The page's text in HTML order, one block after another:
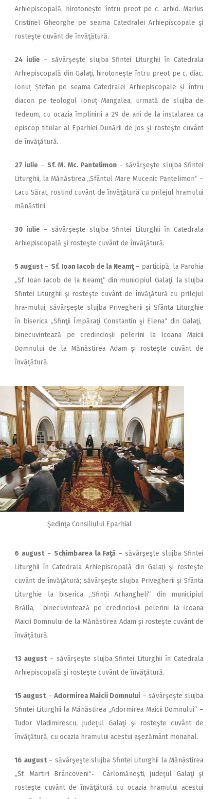
Arhiepiscopală, hirotonește întru preot pe c. arhid. Marius
Cristinel Gheorghe pe seama Catedralei Arhiepiscopale şi
rosteşte cuvânt de învăţătură.
24 iulie– săvârşeşte slujba Sfintei Liturghii în Catedrala
Arhiepiscopală din Galaţi, hirotonește întru preot pe c. diac.
Ionuț Ștefan pe seama Catedralei Arhiepiscopale și întru
diacon pe teologul Ionuț Mangalea, urmată de slujba de
Tedeum, cu ocazia împlinirii a 29 de ani de la instalarea ca
episcop titular al Eparhiei Dunării de Jos şi rosteşte cuvânt
de învăţătură.
27 iulie – Sf. M. Mc. Pantelimon– săvârşeşte slujba Sfintei
Liturghii, la Mănăstirea „Sfântul Mare Mucenic Pantelimon“ –
Lacu Sărat, rostind cuvânt de învăţătură cu prilejul hramului
mănăstirii.
30 iulie– săvârşeşte slujba Sfintei Liturghii în Catedrala
Arhiepiscopală şi rosteşte cuvânt de învăţătură.
5 august– Sf. Ioan Iacob de la Neamţ – participă, la Parohia
,,Sf. Ioan Iacob de la Neamţ“ din municipiul Galaţi, la slujba
Sfintei Liturghii şi rosteşte cuvânt de învăţătură cu prilejul
hra-mului; săvârşeşte slujba Privegherii și Sfânta Liturghie
în biserica „Sfinţii Împăraţi Constantin şi Elena“ din Galaţi,
binecuvintează pe credincioșii pelerini la Icoana Maicii
Domnului de la Mănăstirea Adam și rostește cuvânt de
învățătură.
Şedinţa Consiliului Eparhial
6 august– Schimbarea la Faţă – săvârşeşte slujba Sfintei
Liturghii în Catedrala Arhiepis­copală din Galați şi rosteşte
cuvânt de învăţătură; săvârşeşte slujba Privegherii și Sfânta
Liturghie la biserica „Sfinţii Arhangheli“ din municipiul
Brăila, binecuvintează pe credincioșii pelerini la Icoana
Maicii Domnului de la Mănăstirea Adam și rostește cuvânt de
învățătură.
13 august– săvârşeşte slujba Sfintei Liturghii în Catedrala
Arhiepiscopală şi rosteşte cuvânt de învăţătură.
15 august– Adormirea Maicii Domnului – săvârşeşte slujba
Sfintei Liturghii la Mănăstirea „Adormirea Maicii Domnului“ –
Tudor Vladimirescu, judeţul Galaţi şi rosteşte cuvânt de
învăţătură, cu ocazia hramului acestui aşezământ monahal.
16 august– săvârşeşte slujba Sfintei Liturghii la Mănăstirea
„Sf. Martiri Brâncoveni“‑ Cârlomăneşti, judeţul Galaţi şi
rosteşte cuvânt de învăţătură cu ocazia hramului acestui